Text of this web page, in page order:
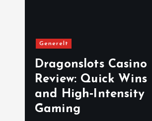
Generelt
Dragonslots Casino
Review: Quick Wins
and High‑Intensity
Gaming